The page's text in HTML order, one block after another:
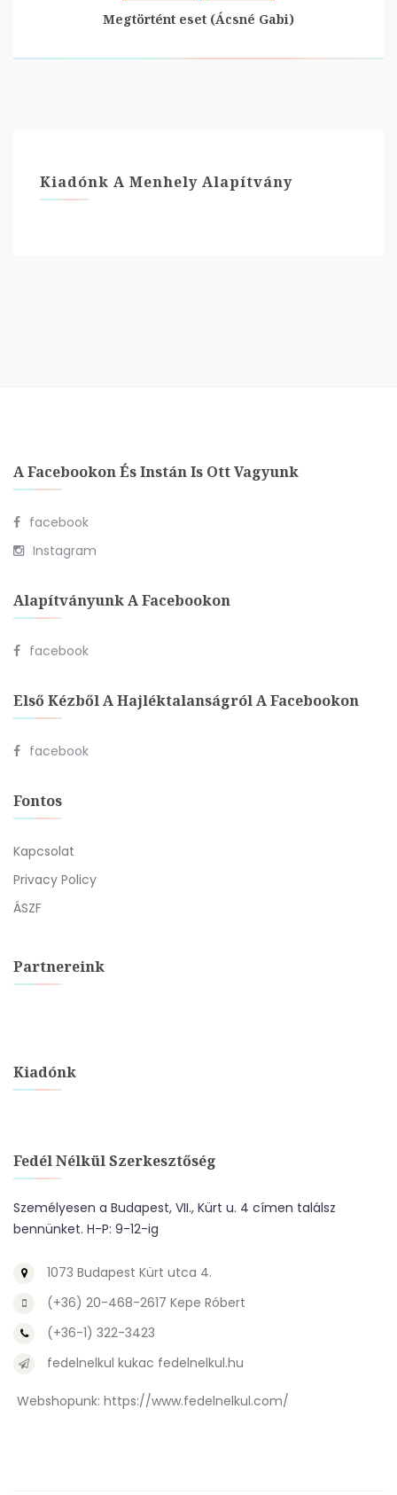
Megtörtént eset (Ácsné Gabi)
Kiadónk A Menhely Alapítvány
A Facebookon És Instán Is Ott Vagyunk
facebook
Instagram
Alapítványunk A Facebookon
facebook
Első Kézből A Hajléktalanságról A Facebookon
facebook
Fontos
Kapcsolat
Privacy Policy
ÁSZF
Partnereink
Kiadónk
Fedél Nélkül Szerkesztőség
Személyesen a Budapest, VII., Kürt u. 4 címen találsz
bennünket. H-P: 9-12-ig
1073 Budapest Kürt utca 4.
(+36) 20-468-2617 Kepe Róbert
(+36-1) 322-3423
fedelnelkul kukac fedelnelkul.hu
Webshopunk: https://www.fedelnelkul.com/